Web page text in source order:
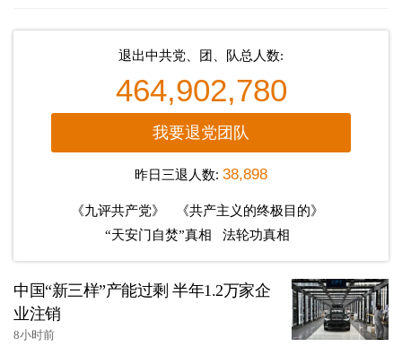
退出中共党、团、队总人数:
464,902,780
我要退党团队
昨日三退人数: 38,898
《九评共产党》
《共产主义的终极目的》
“天安门自焚”真相
法轮功真相
中国“新三样”产能过剩 半年1.2万家企
业注销
8小时前